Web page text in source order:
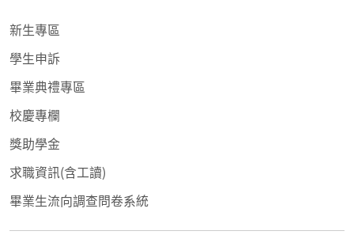
新生專區
學生申訴
畢業典禮專區
校慶專欄
獎助學金
求職資訊(含工讀)
畢業生流向調查問卷系統